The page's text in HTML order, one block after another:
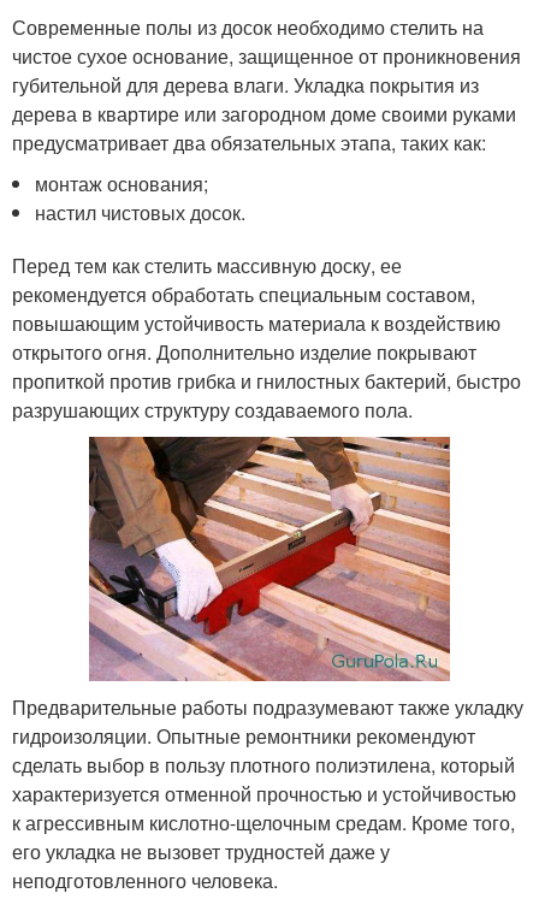
Современные полы из досок необходимо стелить на
чистое сухое основание, защищенное от проникновения
губительной для дерева влаги. Укладка покрытия из
дерева в квартире или загородном доме своими руками
предусматривает два обязательных этапа, таких как:
монтаж основания;
настил чистовых досок.
Перед тем как стелить массивную доску, ее
рекомендуется обработать специальным составом,
повышающим устойчивость материала к воздействию
открытого огня. Дополнительно изделие покрывают
пропиткой против грибка и гнилостных бактерий, быстро
разрушающих структуру создаваемого пола.
Предварительные работы подразумевают также укладку
гидроизоляции. Опытные ремонтники рекомендуют
сделать выбор в пользу плотного полиэтилена, который
характеризуется отменной прочностью и устойчивостью
к агрессивным кислотно-щелочным средам. Кроме того,
его укладка не вызовет трудностей даже у
неподготовленного человека.